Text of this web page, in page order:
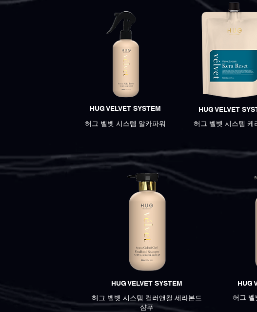
HUG VELVET SYSTEM
허그 벨벳 시스템 알카파워
HUG VELVET
허그 벨벳 시스템 케
HUG VELVET SYSTEM
허그 벨벳 시스템 컬러앤컬 세라본드
샴푸
HUG
허그 벨